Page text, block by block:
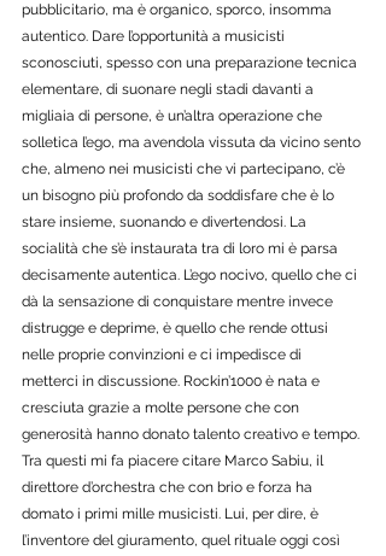
pubblicitario, ma è organico, sporco, insomma
autentico. Dare l’opportunità a musicisti
sconosciuti, spesso con una preparazione tecnica
elementare, di suonare negli stadi davanti a
migliaia di persone, è un’altra operazione che
solletica l’ego, ma avendola vissuta da vicino sento
che, almeno nei musicisti che vi partecipano, c’è
un bisogno più profondo da soddisfare che è lo
stare insieme, suonando e divertendosi. La
socialità che s’è instaurata tra di loro mi è parsa
decisamente autentica. L’ego nocivo, quello che ci
dà la sensazione di conquistare mentre invece
distrugge e deprime, è quello che rende ottusi
nelle proprie convinzioni e ci impedisce di
metterci in discussione. Rockin’1000 è nata e
cresciuta grazie a molte persone che con
generosità hanno donato talento creativo e tempo.
Tra questi mi fa piacere citare Marco Sabiu, il
direttore d’orchestra che con brio e forza ha
domato i primi mille musicisti. Lui, per dire, è
l’inventore del giuramento, quel rituale oggi così